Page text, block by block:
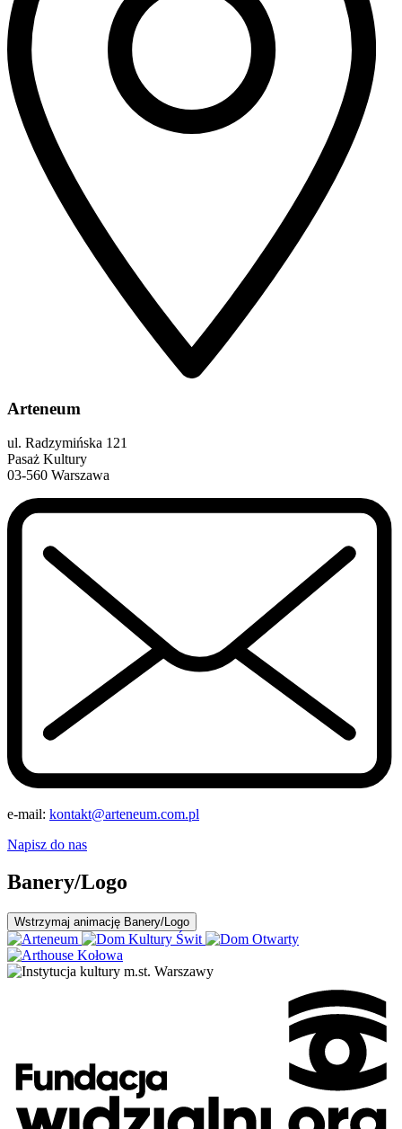
Arteneum
ul. Radzymińska 121
Pasaż Kultury
03-560 Warszawa
e-mail: kontakt@arteneum.com.pl
Napisz do nas
Banery/Logo
Wstrzymaj animację Banery/Logo